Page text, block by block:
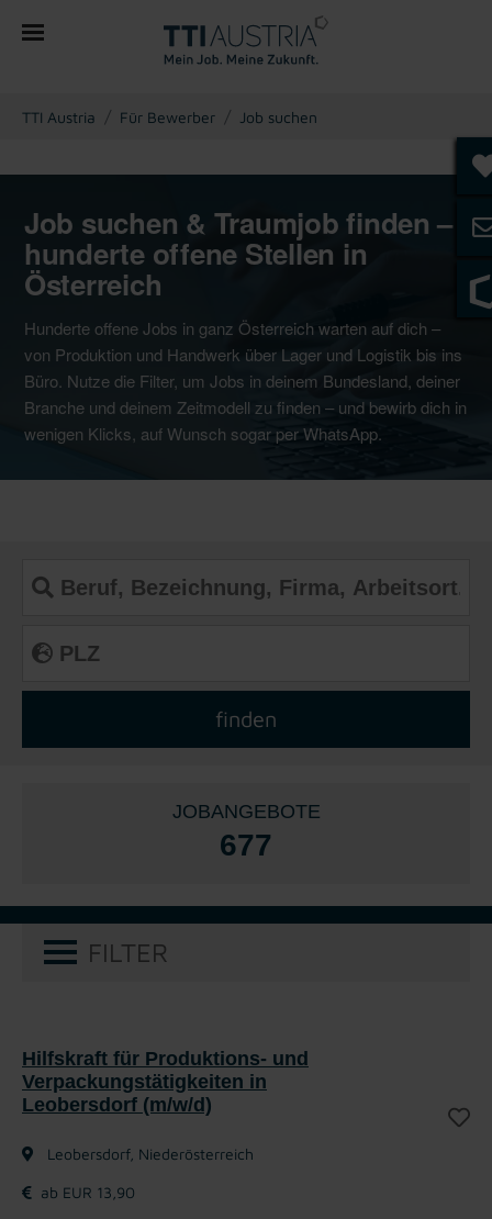
You are here:
TTI Austria Für Bewerber Job suchen
Job suchen & Traumjob finden –
hunderte offene Stellen in
Österreich
Hunderte offene Jobs in ganz Österreich warten auf dich –
von Produktion und Handwerk über Lager und Logistik bis ins
Büro. Nutze die Filter, um Jobs in deinem Bundesland, deiner
Branche und deinem Zeitmodell zu finden – und bewirb dich in
wenigen Klicks, auf Wunsch sogar per WhatsApp.
JOBANGEBOTE
677
FILTER
Hilfskraft für Produktions- und
Verpackungstätigkeiten in
Leobersdorf (m/w/d)
Leobersdorf, Niederösterreich
ab EUR 13,90